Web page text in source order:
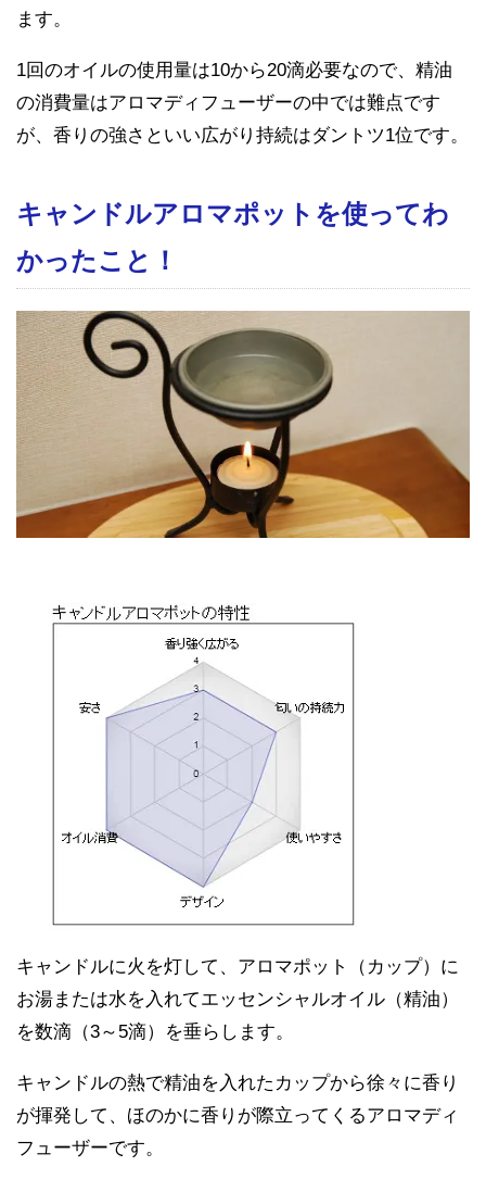
ます。
1回のオイルの使用量は10から20滴必要なので、精油
の消費量はアロマディフューザーの中では難点です
が、香りの強さといい広がり持続はダントツ1位です。
キャンドルアロマポットを使ってわ
かったこと！
キャンドルに火を灯して、アロマポット（カップ）に
お湯または水を入れてエッセンシャルオイル（精油）
を数滴（3～5滴）を垂らします。
キャンドルの熱で精油を入れたカップから徐々に香り
が揮発して、ほのかに香りが際立ってくるアロマディ
フューザーです。